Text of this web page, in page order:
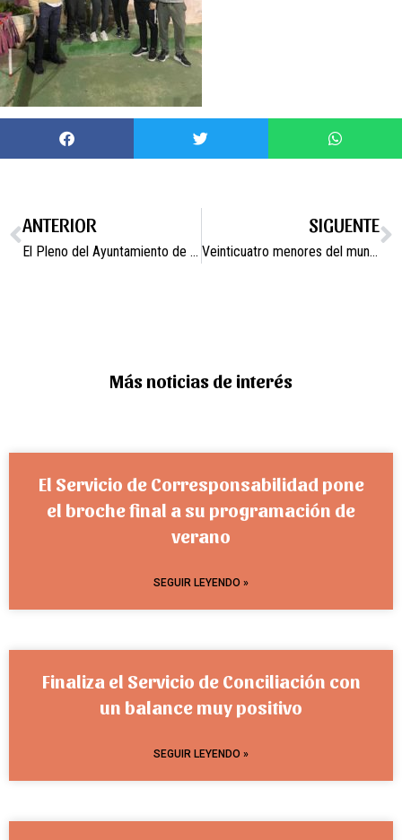
ANTERIOR
El Pleno del Ayuntamiento de Campos del Río ratifica la declaración de zona catastrófica para el municipio tras los daños ocasionados por la crecida del río Mula durante las últimas lluvias
SIGUENTE
Veinticuatro menores del municipio participarán hasta junio en la Escuela Multideporte
Más noticias de interés
El Servicio de Corresponsabilidad pone
el broche final a su programación de
verano
SEGUIR LEYENDO »
Finaliza el Servicio de Conciliación con
un balance muy positivo
SEGUIR LEYENDO »